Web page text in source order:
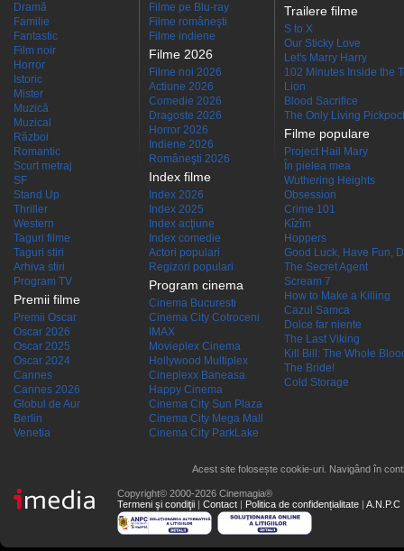
Dramă
Familie
Fantastic
Film noir
Horror
Istoric
Mister
Muzică
Muzical
Război
Romantic
Scurt metraj
SF
Stand Up
Thriller
Western
Taguri filme
Taguri stiri
Arhiva stiri
Program TV
Premii filme
Premii Oscar
Oscar 2026
Oscar 2025
Oscar 2024
Cannes
Cannes 2026
Globul de Aur
Berlin
Venetia
Filme pe Blu-ray
Filme româneşti
Filme indiene
Filme 2026
Filme noi 2026
Actiune 2026
Comedie 2026
Dragoste 2026
Horror 2026
Indiene 2026
Româneşti 2026
Index filme
Index 2026
Index 2025
Index acţiune
Index comedie
Actori populari
Regizori populari
Program cinema
Cinema Bucuresti
Cinema City Cotroceni
IMAX
Movieplex Cinema
Hollywood Multiplex
Cineplexx Baneasa
Happy Cinema
Cinema City Sun Plaza
Cinema City Mega Mall
Cinema City ParkLake
Trailere filme
S to X
Our Sticky Love
Let's Marry Harry
102 Minutes Inside the
Lion
Blood Sacrifice
The Only Living
Filme populare
Project Hail Mary
În pielea mea
Wuthering Heights
Obsession
Crime 101
Kîzîm
Hoppers
Good Luck, Have Fun,
The Secret Agent
Scream 7
How to Make a Killing
Cazul Samca
Dolce far niente
The Last Viking
Kill Bill: The Whole
The Bride!
Cold Storage
Acest site folosește cookie-uri. Navigând în
Copyright© 2000-2026 Cinemagia®
Termeni şi condiţii | Contact | Politica de confidențialitate | A.N.P.C